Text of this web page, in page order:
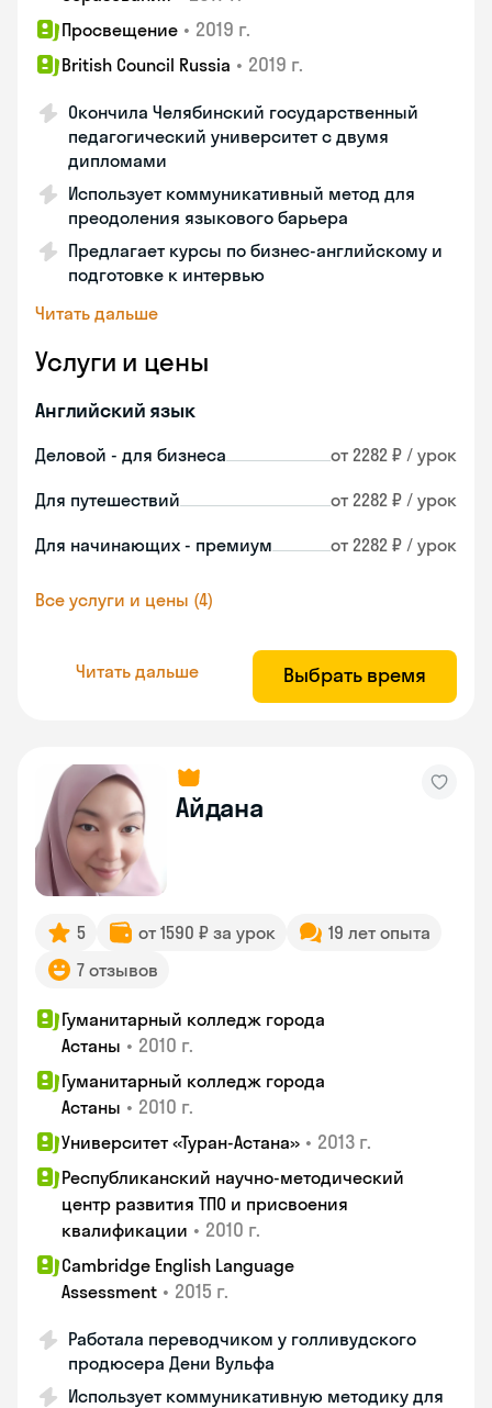
Просвещение • 2019 г.
British Council Russia • 2019 г.
Окончила Челябинский государственный
педагогический университет с двумя
дипломами
Использует коммуникативный метод для
преодоления языкового барьера
Предлагает курсы по бизнес-английскому и
подготовке к интервью
Читать дальше
Услуги и цены
Английский язык
Деловой - для бизнеса от 2282 ₽ / урок
Для путешествий от 2282 ₽ / урок
Для начинающих - премиум от 2282 ₽ / урок
Все услуги и цены (4)
Читать дальше Выбрать время
Айдана
5 от 1590 ₽ за урок
19 лет опыта
7 отзывов
Гуманитарный колледж города
Астаны • 2010 г.
Гуманитарный колледж города
Астаны • 2010 г.
Университет «Туран-Астана» • 2013 г.
Республиканский научно-методический
центр развития ТПО и присвоения
квалификации • 2010 г.
Cambridge English Language
Assessment • 2015 г.
Работала переводчиком у голливудского
продюсера Дени Вульфа
Использует коммуникативную методику для